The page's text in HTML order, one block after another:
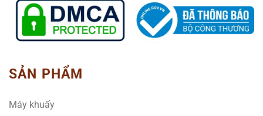
SẢN PHẨM
Máy khuấy